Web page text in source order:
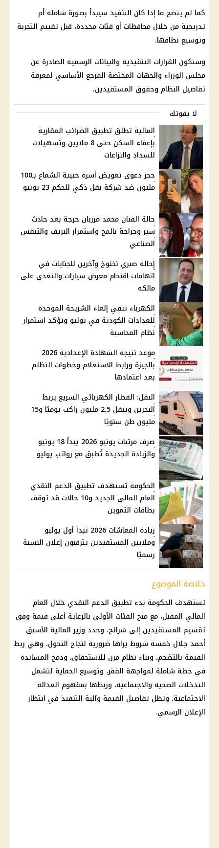
كما لم يتضح ما إذا كان التنفيذ سيبدأ بصورة شاملة أم
تدريجية من خلال محافظات أو فئات محددة، قبل تقييم التجربة
وتوسيع نطاقها.
وستكون القرارات التنفيذية والبيانات الرسمية الصادرة عن
مجلس الوزراء والجهات المختصة المرجع الأساسي لمعرفة
تفاصيل النظام وحقوق المستفيدين.
لا يفوتك
المالية تطلق تطبيق الضرائب العقارية
بإعفاء السكن حتى 8 ملايين وتسهيلات
للسداد والنزاعات
حجز دعوى تعويض أسرة حبيبة الشماع بـ100
مليون ضد شركة نقل ذكي للحكم 23 يونيو
حالة الفنان محمد مرزبان حرجة بعد حادث
سير وجراحة بالمخ واستمرار النزيف والتنفس
الصناعي
إحالة صبري نخنوخ وآخرين للجنايات في
اتهامات اقتحام معرض سيارات والتعدي على
مالكه
الكهرباء تنفي إلغاء الشريحة الموحدة
للعدادات الكودية في يوليو وتؤكد استمرار
نظام المحاسبة
موعد نتيجة الشهادة الإعدادية 2026
بالجيزة ورابط الاستعلام وخطوات التظلم
بعد اعتمادها
النقل: القطار الكهربائي السريع يربط
البحرين وينقل 2.5 مليون راكب يوميًا و15
مليون طن سنويًا
صرف مرتبات يونيو 2026 يبدأ 18 يونيو
والزيادة الجديدة تُطبق مع رواتب يوليو
الحكومة تستهدف تطبيق الدعم النقدي
العام المالي الجديد و10 حالات قد توقف
بطاقات التموين
زيادة المعاشات 2026 تبدأ أول يوليو
وملايين المستفيدين يترقبون إعلان النسبة
رسميًا
خلاصة الموضوع
تستهدف الحكومة بدء تطبيق الدعم النقدي خلال العام
المالي المقبل، مع منح الفئات الأولى بالرعاية أعلى قيمة وفق
تقسيم المستفيدين إلى شرائح. وحدد وزير المالية الأسبق
أحمد جلال خمسة شروط يراها ضرورية لنجاح التحول، وهي ربط
القيمة بالتضخم، وبناء نظام مرن للاستحقاق، ودمج المساندة
في خطة شاملة لمواجهة الفقر، وتوسيع الحماية لتشمل
التدخلات الصحية والاجتماعية، وربطها بمفهوم العدالة
الاجتماعية. وتظل تفاصيل القيمة وآلية التنفيذ في انتظار
الإعلان الرسمي.